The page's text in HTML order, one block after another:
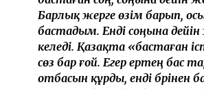
жылға сотталды
«Жәбірленуші мәртебесінен
Әділет Зейнел сұхбат кезінде